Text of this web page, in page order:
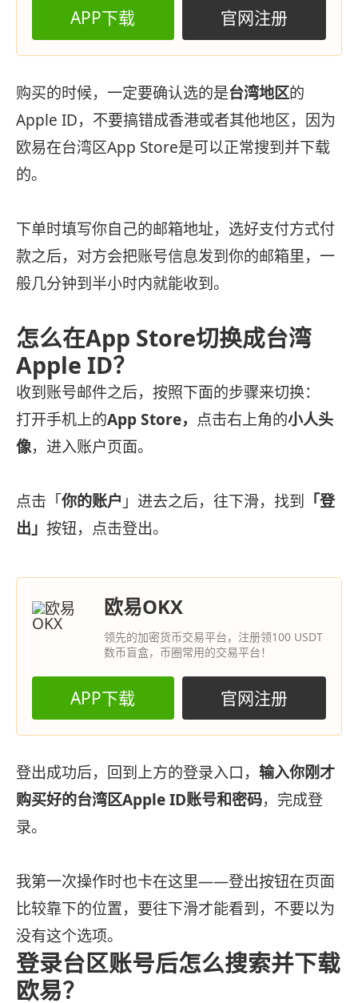
APP下载 官网注册
购买的时候，一定要确认选的是台湾地区的
Apple ID，不要搞错成香港或者其他地区，因为
欧易在台湾区App Store是可以正常搜到并下载
的。
下单时填写你自己的邮箱地址，选好支付方式付
款之后，对方会把账号信息发到你的邮箱里，一
般几分钟到半小时内就能收到。
怎么在App Store切换成台湾
Apple ID？
收到账号邮件之后，按照下面的步骤来切换：
打开手机上的App Store， 点击右上角的小人头
像，进入账户页面。
点击「你的账户 」进去之后，往下滑，找到 「登
出」 按钮，点击登出。
欧易OKX
领先的加密货币交易平台，注册领100 USDT
数币盲盒，币圈常用的交易平台！
APP下载 官网注册
登出成功后，回到上方的登录入口， 输入你刚才
购买好的台湾区Apple ID账号和密码，完成登
录。
我第一次操作时也卡在这里——登出按钮在页面
比较靠下的位置，要往下滑才能看到，不要以为
没有这个选项。
登录台区账号后怎么搜索并下载
欧易？